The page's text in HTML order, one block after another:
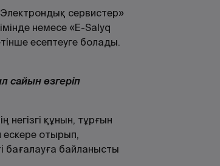
сервистер»
немесе «Е-Salyq
есептеуге болады.
сайын өзгеріп
құнын, тұрғын
ескере отырып,
бағалауға байланысты